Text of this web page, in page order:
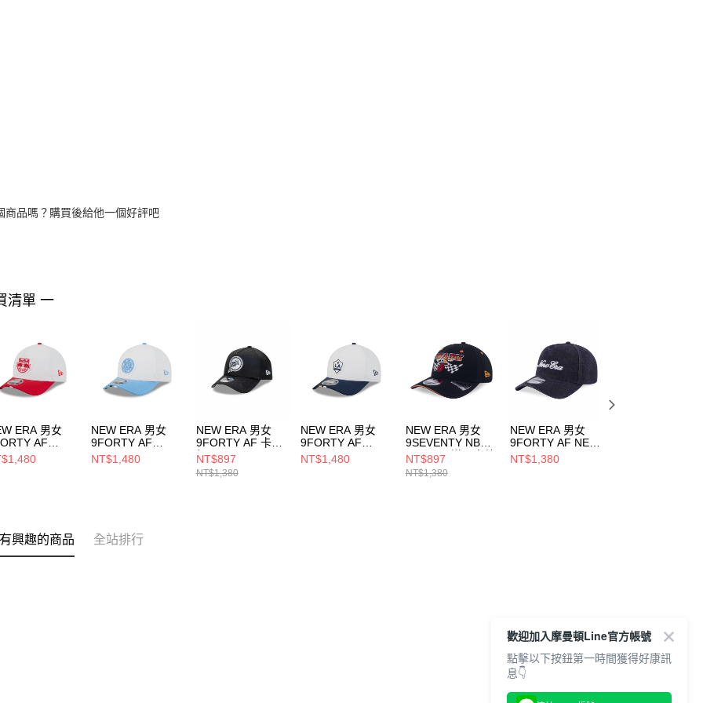
商品嗎？購買後給他一個好評吧
清單 一
ERA 男女
AF
KICK OFF
紅牛 白/紅
NEW ERA 男女
9FORTY AF
MLS26 KICK OFF
紐約城 白/藍
NT$1,480
NEW ERA 男女
9FORTY AF 卡車
帽 NFL CLASSIC
BLACK WHITE 邁
阿密海豚 黑
NT$897
NT$1,380
NEW ERA 男女
9FORTY AF
MLS26 KICK OFF
洛杉磯銀河 白/藍
NT$1,480
NEW ERA 男女
9SEVENTY NBA
RACING 邁阿密熱
火 黑
NE14700449
NT$897
NT$1,380
NEW ERA 男女
9FORTY AF NEW
ERA FW25 NEW
ERA 單寧黑
NT$1,380
興趣的商品 全站排行
歡迎加入摩曼頓Line官方帳號
點擊以下按鈕第一時間獲得好康訊
息👇